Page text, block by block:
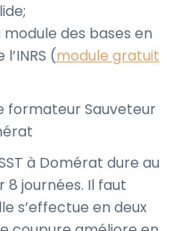
des bases en
(module gratuit
formateur Sauveteur
à Domérat dure au
8 journées. Il faut
s’effectue en deux